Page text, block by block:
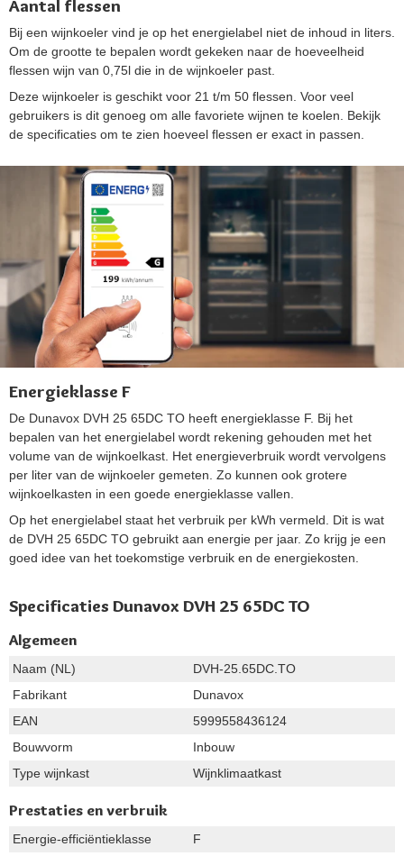
Aantal flessen
Bij een wijnkoeler vind je op het energielabel niet de inhoud in liters.
Om de grootte te bepalen wordt gekeken naar de hoeveelheid
flessen wijn van 0,75l die in de wijnkoeler past.
Deze wijnkoeler is geschikt voor 21 t/m 50 flessen. Voor veel
gebruikers is dit genoeg om alle favoriete wijnen te koelen. Bekijk
de specificaties om te zien hoeveel flessen er exact in passen.
Energieklasse F
De Dunavox DVH 25 65DC TO heeft energieklasse F. Bij het
bepalen van het energielabel wordt rekening gehouden met het
volume van de wijnkoelkast. Het energieverbruik wordt vervolgens
per liter van de wijnkoeler gemeten. Zo kunnen ook grotere
wijnkoelkasten in een goede energieklasse vallen.
Op het energielabel staat het verbruik per kWh vermeld. Dit is wat
de DVH 25 65DC TO gebruikt aan energie per jaar. Zo krijg je een
goed idee van het toekomstige verbruik en de energiekosten.
Specificaties Dunavox DVH 25 65DC TO
Algemeen
Naam (NL)
DVH-25.65DC.TO
Fabrikant
Dunavox
EAN
5999558436124
Bouwvorm
Inbouw
Type wijnkast
Wijnklimaatkast
Prestaties en verbruik
Energie-efficiëntieklasse
F